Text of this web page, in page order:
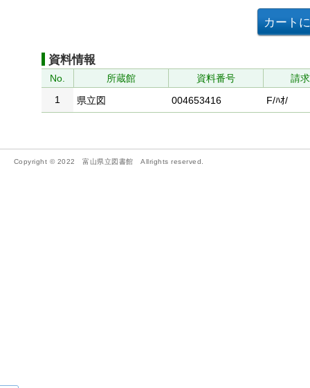
資料情報
No. 所蔵館 資料番号
請
1
県立図 004653416 F/ﾊｵ/
Copyright © 2022 富山県立図書館 Allrights reserved.